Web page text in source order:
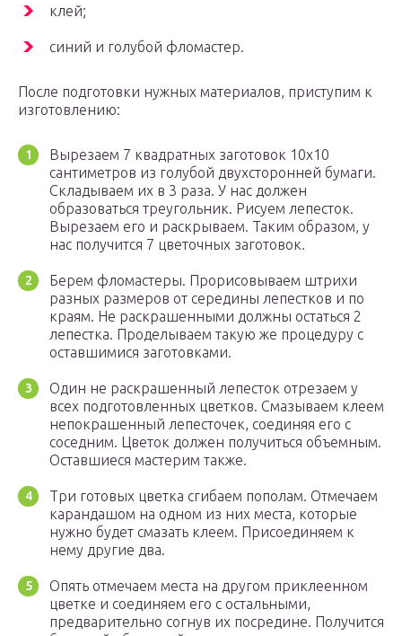
клей;
синий и голубой фломастер.
После подготовки нужных материалов, приступим к
изготовлению:
Вырезаем 7 квадратных заготовок 10х10
сантиметров из голубой двухсторонней бумаги.
Складываем их в 3 раза. У нас должен
образоваться треугольник. Рисуем лепесток.
Вырезаем его и раскрываем. Таким образом, у
нас получится 7 цветочных заготовок.
Берем фломастеры. Прорисовываем штрихи
разных размеров от середины лепестков и по
краям. Не раскрашенными должны остаться 2
лепестка. Проделываем такую же процедуру с
оставшимися заготовками.
Один не раскрашенный лепесток отрезаем у
всех подготовленных цветков. Смазываем клеем
непокрашенный лепесточек, соединяя его с
соседним. Цветок должен получиться объемным.
Оставшиеся мастерим также.
Три готовых цветка сгибаем пополам. Отмечаем
карандашом на одном из них места, которые
нужно будет смазать клеем. Присоединяем к
нему другие два.
Опять отмечаем места на другом приклеенном
цветке и соединяем его с остальными,
предварительно согнув их посредине. Получится